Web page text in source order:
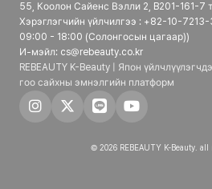
55, Коолон Сайенс Вэлли 2, B201-161-7
Хэрэглэгчийн үйлчилгээ : +82-10-
09:00 - 18:00 (Солонгосын цагаар))
И-мэйл: cs@rebeauty.co.kr
REBEAUTY K-Beauty | Япон
гоо сайхны эмнэлгийн платформ
© 2026 REBEAUTY K-Beauty. all